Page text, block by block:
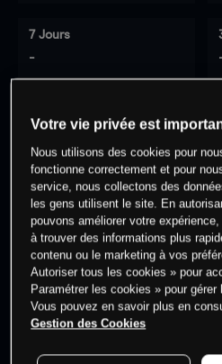
7 Jours
-
0 % des clients ont
cet actif
Commencez
dernières données du
Votre vie privée est
Nous utilisons des cookies pour
fonctionne correctement et pour
service, nous collectons des
les gens utilisent le site. En
pouvons améliorer votre
à trouver des informations plus
contenu ou le marketing à vos
Autoriser tous les cookies » pour
Paramétrer les cookies » pour
Vous pouvez en savoir plus en
Gestion des Cookies